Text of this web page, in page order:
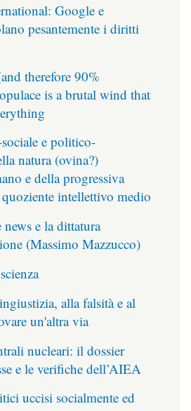
Google e
pesantemente i diritti
therefore 90%
is a brutal wind that
e politico-
natura (ovina?)
e della progressiva
intellettivo medio
e la dittatura
(Massimo Mazzucco)
alla falsità e al
un'altra via
nucleari: il dossier
e le verifiche dell’AIEA
uccisi socialmente ed